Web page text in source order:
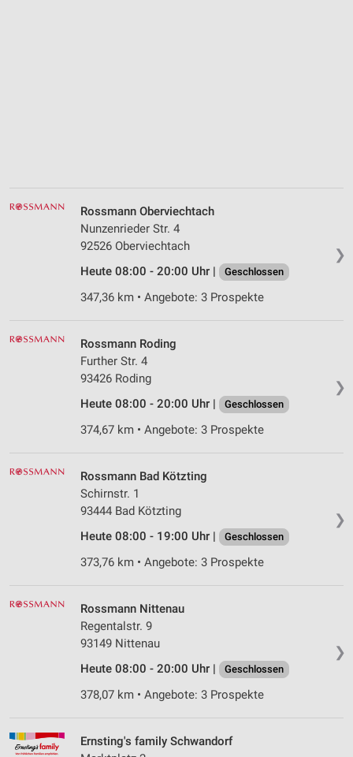
❯
Rossmann Oberviechtach
Nunzenrieder Str. 4
92526 Oberviechtach
Heute 08:00 - 20:00 Uhr |
Geschlossen
347,36 km • Angebote: 3 Prospekte
❯
Rossmann Roding
Further Str. 4
93426 Roding
Heute 08:00 - 20:00 Uhr |
Geschlossen
374,67 km • Angebote: 3 Prospekte
❯
Rossmann Bad Kötzting
Schirnstr. 1
93444 Bad Kötzting
Heute 08:00 - 19:00 Uhr |
Geschlossen
373,76 km • Angebote: 3 Prospekte
❯
Rossmann Nittenau
Regentalstr. 9
93149 Nittenau
Heute 08:00 - 20:00 Uhr |
Geschlossen
378,07 km • Angebote: 3 Prospekte
Ernsting's family Schwandorf